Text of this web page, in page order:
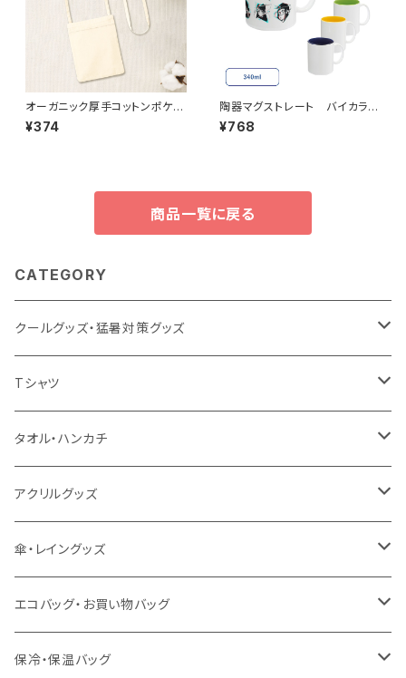
オーガニック厚手コットンポケッ
トサコッシュ MG ナチュラル
¥374
陶器マグストレート バイカラー
MG
¥768
商品一覧に戻る
CATEGORY
クールグッズ・猛暑対策グッズ
扇風機
うちわ
猛暑グッズ
冷感グッズ
Tシャツ
カスタムプリントTシャツ（国内プリント）
イージーオーダーTシャツ（海外生産）
タオル・ハンカチ
名入れタオル
今治タオル
泉州おくばりタオル
冷感タオル
アクリルグッズ
キーホルダー
スタンド
バッジ
傘・レイングッズ
傘
ポンチョ
エコバッグ・お買い物バッグ
ポリエステル
保冷・保温バッグ